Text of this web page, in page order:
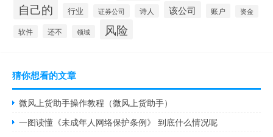
自己的 行业 证券公司 诗人 该公司 账户 资金
软件 还不 领域 风险
猜你想看的文章
微风上货助手操作教程（微风上货助手）
一图读懂《未成年人网络保护条例》 到底什么情况呢